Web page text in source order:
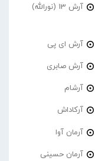
آرش 13 (نورالله)
آرش ای پی
آرش صابری
آرشام
آرکاداش
آرمان آوا
آرمان حسینی